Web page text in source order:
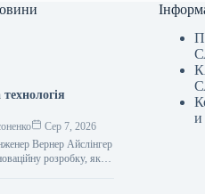
Сер 7, 2026
Вернер Айслінгер
розробку, яка
приміщення в стилі
и